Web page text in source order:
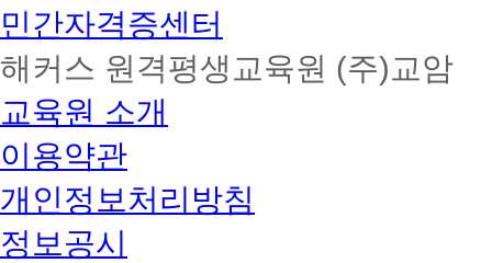
민간자격증센터
해커스 원격평생교육원 (주)교암
교육원 소개
이용약관
개인정보처리방침
정보공시